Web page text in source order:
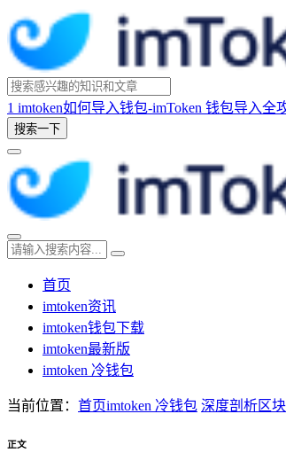
1 imtoken如何导入钱包-imToken 钱包导入全
搜索一下
首页
imtoken资讯
imtoken钱包下载
imtoken最新版
imtoken 冷钱包
当前位置： 首页imtoken 冷钱包 深度剖析区
正文